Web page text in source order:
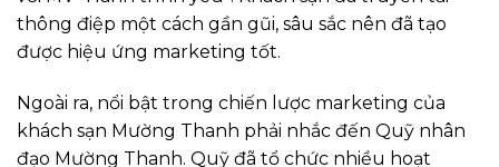
thông điệp một cách gần gũi, sâu sắc nên đã tạo
được hiệu ứng marketing tốt.
Ngoài ra, nổi bật trong chiến lược marketing của
khách sạn Mường Thanh phải nhắc đến Quỹ nhân
đạo Mường Thanh. Quỹ đã tổ chức nhiều hoạt